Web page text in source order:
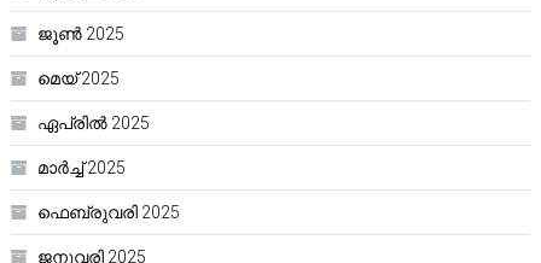
ജൂൺ 2025
മെയ്‌ 2025
ഏപ്രിൽ 2025
മാർച്ച്‌ 2025
ഫെബ്രുവരി 2025
ജനുവരി 2025